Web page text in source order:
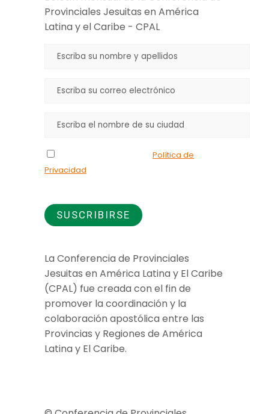
Provinciales Jesuitas en América
Latina y el Caribe - CPAL
Política de
Privacidad
La Conferencia de Provinciales
Jesuitas en América Latina y El Caribe
(CPAL) fue creada con el fin de
promover la coordinación y la
colaboración apostólica entre las
Provincias y Regiones de América
Latina y El Caribe.